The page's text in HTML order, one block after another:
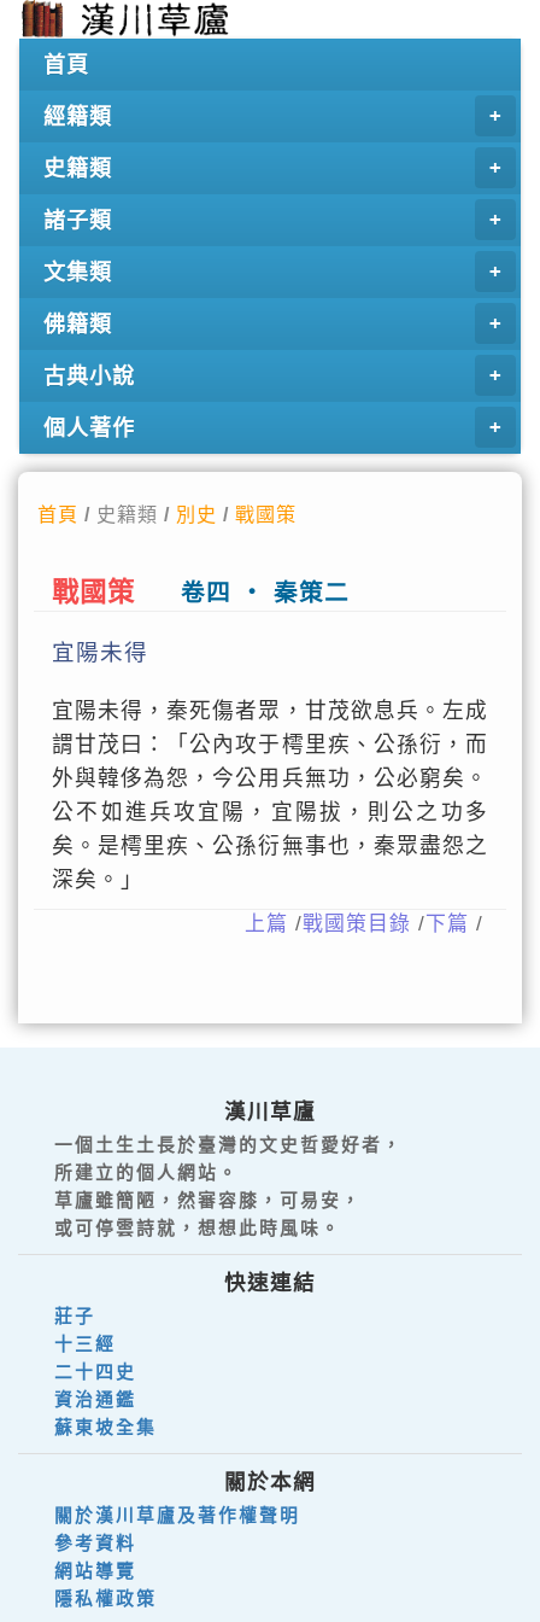
首頁
經籍類
史籍類
諸子類
文集類
佛籍類
古典小說
個人著作
首頁 / 史籍類 / 別史 /戰國策
戰國策 卷四 ‧ 秦策二
宜陽未得
宜陽未得，秦死傷者眾，甘茂欲息兵。左成
謂甘茂曰：「公內攻于樗里疾、公孫衍，而
外與韓侈為怨，今公用兵無功，公必窮矣。
公不如進兵攻宜陽，宜陽拔，則公之功多
矣。是樗里疾、公孫衍無事也，秦眾盡怨之
深矣。」
上篇 /戰國策目錄 /下篇 /
漢川草廬
一個土生土長於臺灣的文史哲愛好者，
所建立的個人網站。
草廬雖簡陋，然審容膝，可易安，
或可停雲詩就，想想此時風味。
快速連結
莊子
十三經
二十四史
資治通鑑
蘇東坡全集
關於本網
關於漢川草廬及著作權聲明
參考資料
網站導覽
隱私權政策